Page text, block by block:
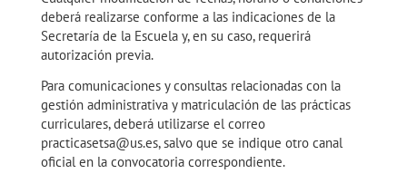
deberá realizarse conforme a las indicaciones de la
Secretaría de la Escuela y, en su caso, requerirá
autorización previa.
Para comunicaciones y consultas relacionadas con la
gestión administrativa y matriculación de las prácticas
curriculares, deberá utilizarse el correo
practicasetsa@us.es, salvo que se indique otro canal
oficial en la convocatoria correspondiente.